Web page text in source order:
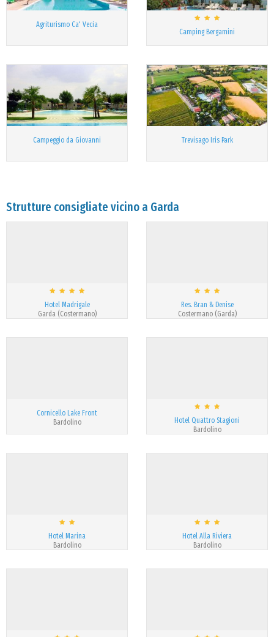
Agriturismo Ca' Vecia
Camping Bergamini
Campeggio da Giovanni Trevisago Iris Park
Strutture consigliate vicino a Garda
Hotel Madrigale
Garda (Costermano)
Res. Bran & Denise
Costermano (Garda)
Cornicello Lake Front
Bardolino
Hotel Quattro Stagioni
Bardolino
Hotel Marina
Bardolino
Hotel Alla Riviera
Bardolino